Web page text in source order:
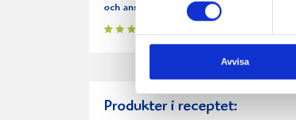
Avvisa
och ansjovis
Produkter i receptet: